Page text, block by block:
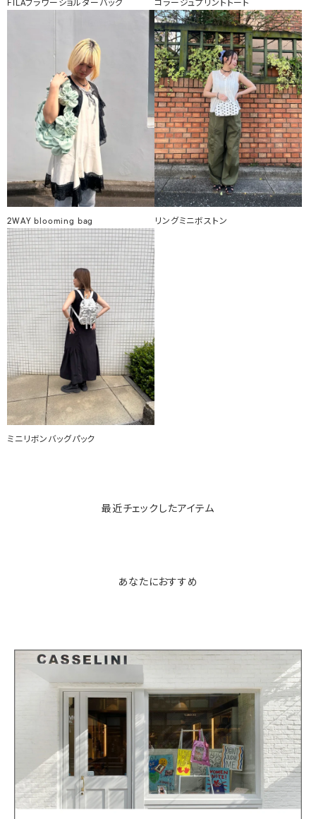
FILAフラワーショルダーバッグ コラージュプリントトート
2WAY blooming bag リングミニボストン
ミニリボンバッグパック
最近チェックしたアイテム
あなたにおすすめ